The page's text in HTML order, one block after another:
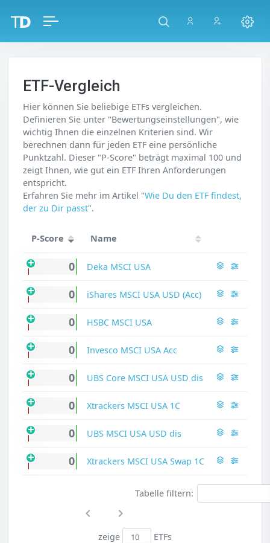
ETF-Vergleich
Hier können Sie beliebige ETFs vergleichen.
Definieren Sie unter "Bewertungseinstellungen", wie
wichtig Ihnen die einzelnen Kriterien sind. Wir
berechnen dann für jeden ETF eine persönliche
Punktzahl. Dieser "P-Score" beträgt maximal 100 und
zeigt Ihnen, wie gut ein ETF Ihren Anforderungen
entspricht.
Erfahren Sie mehr im Artikel "Wie Du den ETF findest,
der zu Dir passt".
P-Score Name
0 Deka MSCI USA
0 iShares MSCI USA USD (Acc)
0 HSBC MSCI USA
0 Invesco MSCI USA Acc
0 UBS Core MSCI USA USD dis
0 Xtrackers MSCI USA 1C
0 UBS MSCI USA USD dis
0 Xtrackers MSCI USA Swap 1C
Tabelle filtern:
zeige
ETFs